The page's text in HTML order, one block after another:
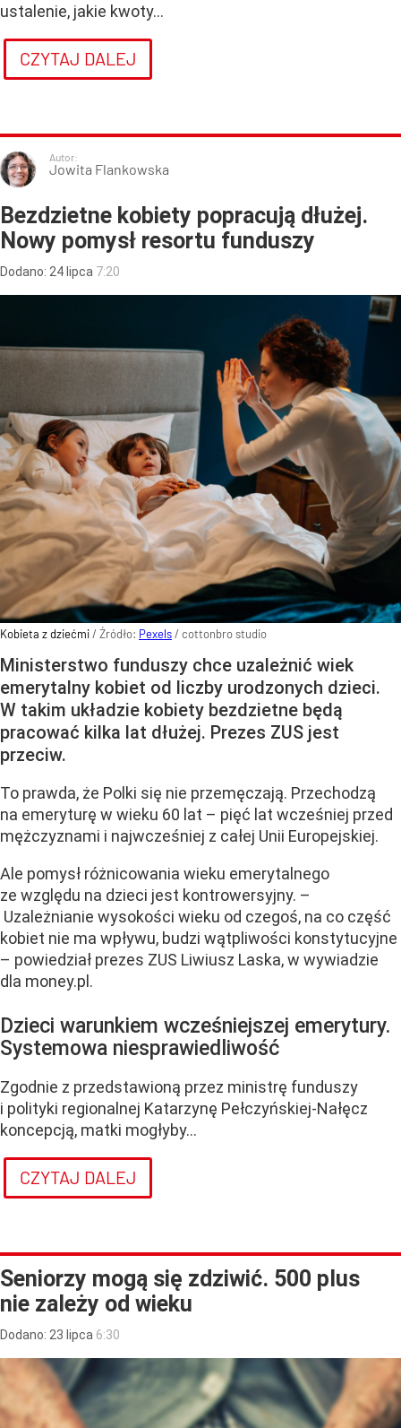
ustalenie, jakie kwoty...
CZYTAJ DALEJ
Autor:
Jowita Flankowska
Bezdzietne kobiety popracują dłużej.
Nowy pomysł resortu funduszy
Dodano: 24 lipca 7:20
Kobieta z dziećmi/ Źródło: Pexels/ cottonbro studio
Ministerstwo funduszy chce uzależnić wiek
emerytalny kobiet od liczby urodzonych dzieci.
W takim układzie kobiety bezdzietne będą
pracować kilka lat dłużej. Prezes ZUS jest
przeciw.
To prawda, że Polki się nie przemęczają. Przechodzą
na emeryturę w wieku 60 lat – pięć lat wcześniej przed
mężczyznami i najwcześniej z całej Unii Europejskiej.
Ale pomysł różnicowania wieku emerytalnego
ze względu na dzieci jest kontrowersyjny. –
Uzależnianie wysokości wieku od czegoś, na co część
kobiet nie ma wpływu, budzi wątpliwości konstytucyjne
– powiedział prezes ZUS Liwiusz Laska, w wywiadzie
dla money.pl.
Dzieci warunkiem wcześniejszej emerytury.
Systemowa niesprawiedliwość
Zgodnie z przedstawioną przez ministrę funduszy
i polityki regionalnej Katarzynę Pełczyńskiej-Nałęcz
koncepcją, matki mogłyby...
CZYTAJ DALEJ
Seniorzy mogą się zdziwić. 500 plus
nie zależy od wieku
Dodano: 23 lipca 6:30